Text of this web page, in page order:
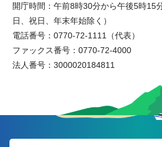
開庁時間：午前8時30分から午後5時15
日、祝日、年末年始除く）
電話番号：0770-72-1111（代表）
ファックス番号：0770-72-4000
法人番号：3000020184811